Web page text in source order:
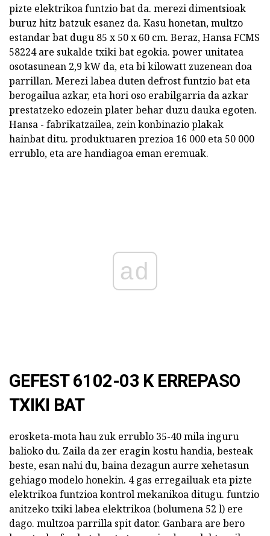
pizte elektrikoa funtzio bat da. merezi dimentsioak
buruz hitz batzuk esanez da. Kasu honetan, multzo
estandar bat dugu 85 x 50 x 60 cm. Beraz, Hansa FCMS
58224 are sukalde txiki bat egokia. power unitatea
osotasunean 2,9 kW da, eta bi kilowatt zuzenean doa
parrillan. Merezi labea duten defrost funtzio bat eta
berogailua azkar, eta hori oso erabilgarria da azkar
prestatzeko edozein plater behar duzu dauka egoten.
Hansa - fabrikatzailea, zein konbinazio plakak
hainbat ditu. produktuaren prezioa 16 000 eta 50 000
errublo, eta are handiagoa eman eremuak.
ad
GEFEST 6102-03 K ERREPASO
TXIKI BAT
erosketa-mota hau zuk errublo 35-40 mila inguru
balioko du. Zaila da zer eragin kostu handia, besteak
beste, esan nahi du, baina dezagun aurre xehetasun
gehiago modelo honekin. 4 gas erregailuak eta pizte
elektrikoa funtzioa kontrol mekanikoa ditugu. funtzio
anitzeko txiki labea elektrikoa (bolumena 52 l) ere
dago. multzoa parrilla spit dator. Ganbara are bero